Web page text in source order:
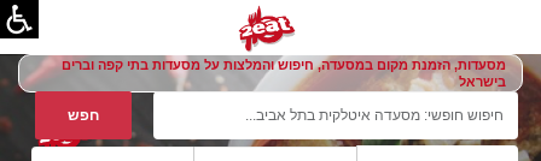
מסעדות, הזמנת מקום במסעדה, חיפוש והמלצות על מסעדות בתי קפה וברים
בישראל